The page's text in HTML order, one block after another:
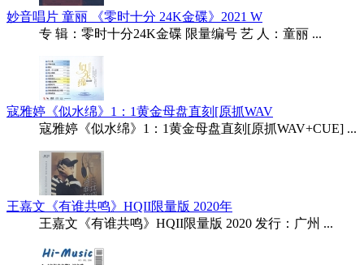
妙音唱片 童丽 《零时十分 24K金碟》2021 W
专 辑：零时十分24K金碟 限量编号 艺 人：童丽 ...
寇雅婷《似水绵》1：1黄金母盘直刻[原抓WAV
寇雅婷《似水绵》1：1黄金母盘直刻[原抓WAV+CUE] ...
王嘉文《有谁共鸣》HQII限量版 2020年
王嘉文《有谁共鸣》HQII限量版 2020 发行：广州 ...